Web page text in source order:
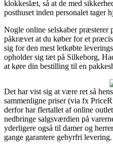
klokkeslæt, så at de med
posthuset inden personalet tager
Nogle online selskaber præsterer
påkrævet at du køber for et
sig for den mest letkøbte
opholder sig tæt på Silkeborg,
at køre din bestilling til en
Det har vist sig at være ret så
sammenligne priser (via fx
derfor har flertallet af online
nedbringe salgsværdien på
yderligere også til damer og
gange garantere gebyrfri levering.